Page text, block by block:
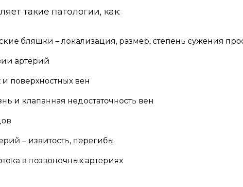
такие патологии, как:
бляшки – локализация, размер, степень сужения
артерий
поверхностных вен
и клапанная недостаточность вен
– извитость, перегибы
в позвоночных артериях